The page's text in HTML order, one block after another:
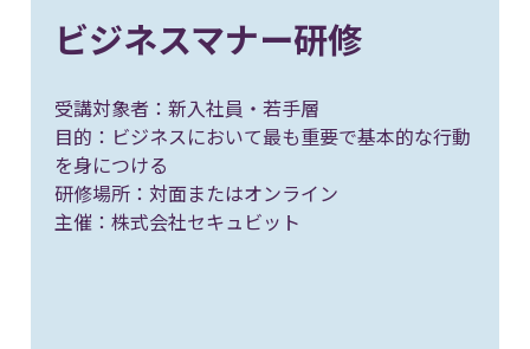
ビジネスマナー研修
受講対象者：新入社員・若手層
目的：ビジネスにおいて最も重要で基本的な行動
を身につける
研修場所：対面またはオンライン
主催：株式会社セキュビット